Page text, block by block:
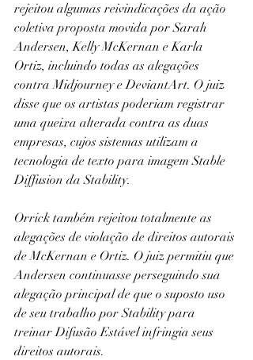
rejeitou algumas reivindicações da ação
coletiva proposta movida por Sarah
Andersen, Kelly McKernan e Karla
Ortiz, incluindo todas as alegações
contra Midjourney e DeviantArt. O juiz
disse que os artistas poderiam registrar
uma queixa alterada contra as duas
empresas, cujos sistemas utilizam a
tecnologia de texto para imagem Stable
Diffusion da Stability.
Orrick também rejeitou totalmente as
alegações de violação de direitos autorais
de McKernan e Ortiz. O juiz permitiu que
Andersen continuasse perseguindo sua
alegação principal de que o suposto uso
de seu trabalho por Stability para
treinar Difusão Estável infringia seus
direitos autorais.